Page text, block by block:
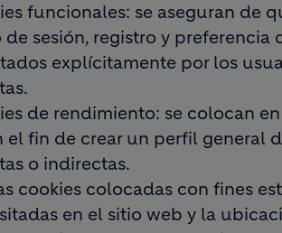
funcionales: se aseguran de
de sesión, registro y
explícitamente por los
de rendimiento: se colocan
el fin de crear un perfil general
o indirectas.
cookies colocadas con fines
en el sitio web y la